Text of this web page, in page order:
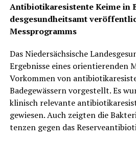
Anti­bio­ti­ka­re­sis­ten­te Kei­me in
des­ge­sund­heits­amt
Messprogramms
Das Nie­der­säch­si­sche
Ergeb­nis­se eines ori­en­tie­ren­den
Vor­kom­men von
Bade­ge­wäs­sern vor­ge­stellt. Es
kli­nisch rele­van­te
ge­wie­sen. Auch zeig­ten die
ten­zen gegen das